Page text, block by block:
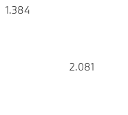
1.384
2.081